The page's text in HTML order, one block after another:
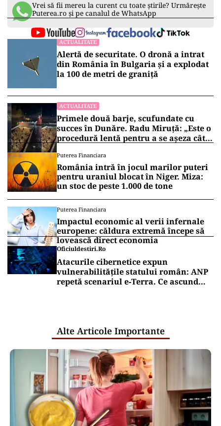
Vrei să fii mereu la curent cu toate știrile? Urmărește
Puterea.ro și pe canalul de WhatsApp
ACTUALITATE
Alertă de securitate. O dronă a intrat
din România în Bulgaria şi a explodat
la 100 de metri de graniţă
ACTUALITATE
Primele două barje, scufundate cu
succes în Dunăre. Radu Miruță: „Este o
procedură lentă pentru a se așeza cât
Puterea Financiara
România intră în jocul marilor puteri
pentru uraniul blocat în Niger. Miza:
un stoc de peste 1.000 de tone
Puterea Financiara
Impactul economic al verii infernale
europene: căldura extremă începe să
lovească direct economia
Oficiuldestiri.ro
Atacurile cibernetice expun
vulnerabilitățile statului român: ANP
repetă scenariul e‑Terra. Ce ascund
Alte Articole Importante